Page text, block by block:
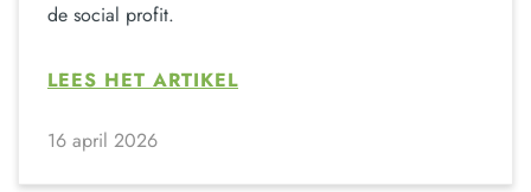
de social profit.
LEES HET ARTIKEL
16 april 2026